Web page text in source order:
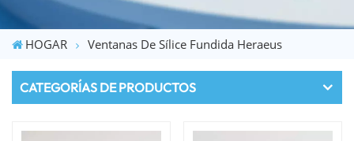
HOGAR Ventanas De Sílice Fundida Heraeus
CATEGORÍAS DE PRODUCTOS